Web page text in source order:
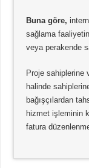
Buna göre,
sağlama
veya perakende
Proje sahiplerine
halinde
bağışçılardan
hizmet işleminin
fatura